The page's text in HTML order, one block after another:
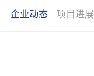
企业动态 项目进展